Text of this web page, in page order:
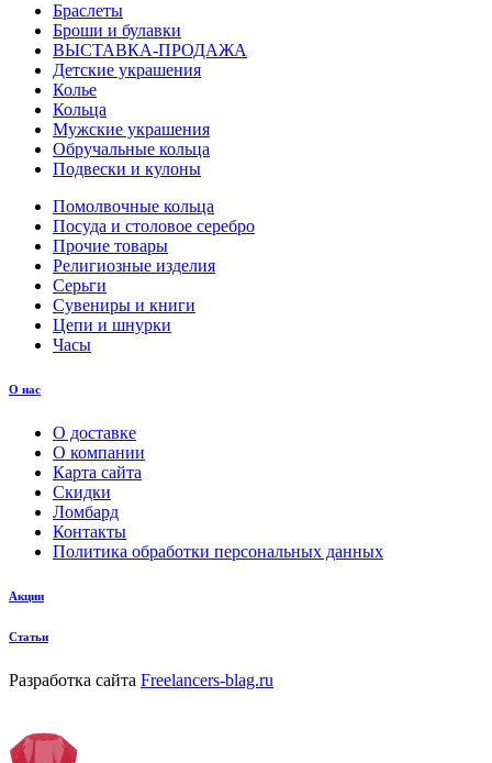
Браслеты
Броши и булавки
ВЫСТАВКА-ПРОДАЖА
Детские украшения
Колье
Кольца
Мужские украшения
Обручальные кольца
Подвески и кулоны
Помолвочные кольца
Посуда и столовое серебро
Прочие товары
Религиозные изделия
Серьги
Сувениры и книги
Цепи и шнурки
Часы
О нас
О доставке
О компании
Карта сайта
Скидки
Ломбард
Контакты
Политика обработки персональных данных
Акции
Статьи
Разработка сайта Freelancers-blag.ru